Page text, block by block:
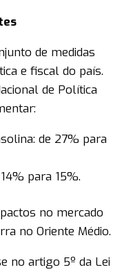
de medidas
e fiscal do país.
de Política
de 27% para
para 15%.
no mercado
no Oriente Médio.
no artigo 5º da Lei